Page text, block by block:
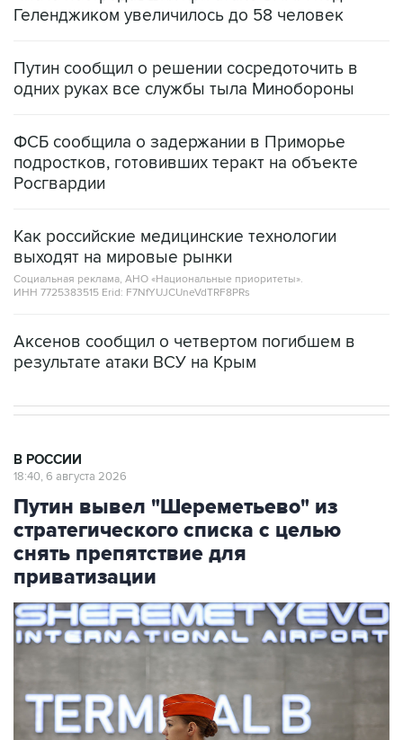
Геленджиком увеличилось до 58 человек
Путин сообщил о решении сосредоточить в
одних руках все службы тыла Минобороны
ФСБ сообщила о задержании в Приморье
подростков, готовивших теракт на объекте
Росгвардии
Как российские медицинские технологии
выходят на мировые рынки
Социальная реклама, АНО «Национальные приоритеты».
ИНН 7725383515 Erid: F7NfYUJCUneVdTRF8PRs
Аксенов сообщил о четвертом погибшем в
результате атаки ВСУ на Крым
В РОССИИ
18:40, 6 августа 2026
Путин вывел "Шереметьево" из
стратегического списка с целью
снять препятствие для
приватизации